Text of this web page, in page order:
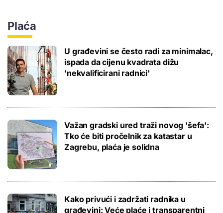
Plaća
U građevini se često radi za minimalac,
ispada da cijenu kvadrata dižu
'nekvalificirani radnici'
Važan gradski ured traži novog 'šefa':
Tko će biti pročelnik za katastar u
Zagrebu, plaća je solidna
Kako privući i zadržati radnika u
građevini: Veće plaće i transparentni